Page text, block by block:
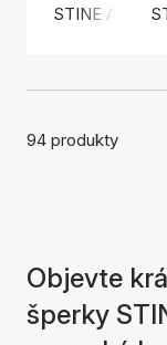
STINE A
94 produkty
Objevte
šperky